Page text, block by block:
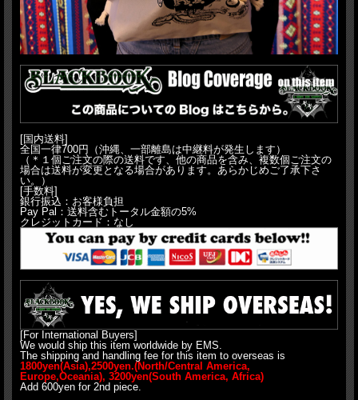
[国内送料]
全国一律700円（沖縄、一部離島は中継料が発生します）
（＊１個ご注文の際の送料です、他の商品を含み、複数個ご注文の
場合は送料が変更となる場合があります。あらかじめご了承下さ
い。）
[手数料]
銀行振込：お客様負担
Pay Pal：送料含むトータル金額の5%
クレジットカード：なし
[For International Buyers]
We would ship this item worldwide by EMS.
The shipping and handling fee for this item to overseas is
1800yen(Asia),2500yen.(North/Central America,
Europe,Oceania), 3200yen(South America, Africa)
Add 600yen for 2nd piece.